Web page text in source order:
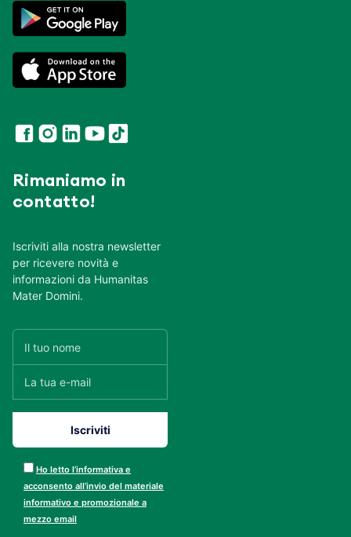
Rimaniamo in
contatto!
Iscriviti alla nostra newsletter
per ricevere novità e
informazioni da Humanitas
Mater Domini.
Ho letto l’informativa e
acconsento all’invio del materiale
informativo e promozionale a
mezzo email